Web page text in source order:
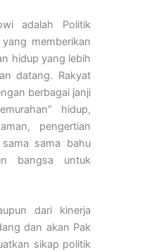
adalah Politik
memberikan
hidup yang lebih
datang. Rakyat
berbagai janji
hidup,
pengertian
sama bahu
bangsa untuk
dari kinerja
dan akan Pak
sikap politik